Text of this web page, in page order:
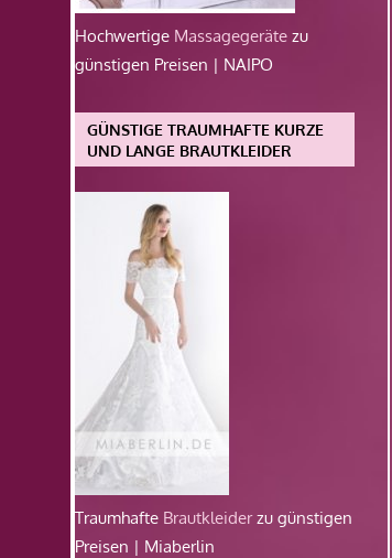
Hochwertige Massagegeräte zu
günstigen Preisen | NAIPO
GÜNSTIGE TRAUMHAFTE KURZE
UND LANGE BRAUTKLEIDER
Traumhafte Brautkleiderzu günstigen
Preisen | Miaberlin